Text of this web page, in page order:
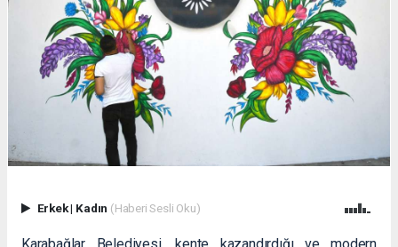
Erkek| Kadın (Haberi Sesli Oku)